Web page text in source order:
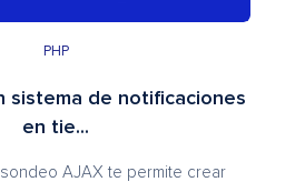
PHP
sistema de notificaciones
en tie...
sondeo AJAX te permite crear